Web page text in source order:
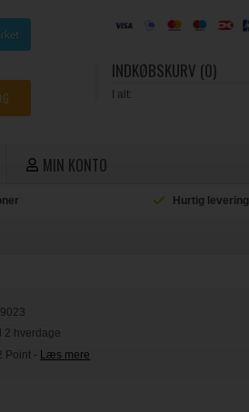
INDKØBSKURV (0)
I alt:
MIN KONTO
Hurtig levering
2 hverdage
Point - Læs mere